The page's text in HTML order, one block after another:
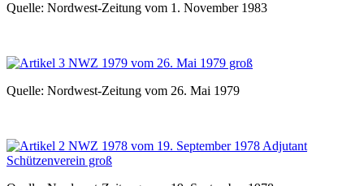
Quelle: Nordwest-Zeitung vom 1. November 1983
Quelle: Nordwest-Zeitung vom 26. Mai 1979